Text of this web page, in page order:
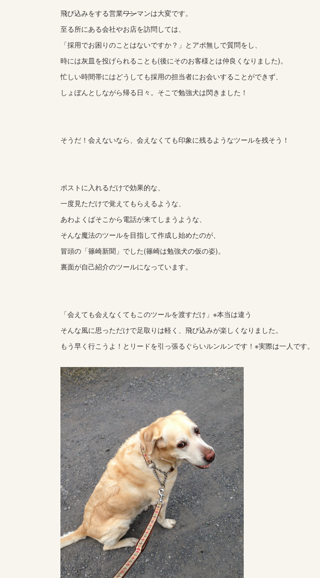
飛び込みをする営業ワンマンは大変です。
至る所にある会社やお店を訪問しては、
「採用でお困りのことはないですか？」とアポ無しで質問をし、
時には灰皿を投げられることも(後にそのお客様とは仲良くなりました)。
忙しい時間帯にはどうしても採用の担当者にお会いすることができず、
しょぼんとしながら帰る日々。そこで勉強犬は閃きました！
そうだ！会えないなら、会えなくても印象に残るようなツールを残そう！
ポストに入れるだけで効果的な、
一度見ただけで覚えてもらえるような、
あわよくばそこから電話が来てしまうような、
そんな魔法のツールを目指して作成し始めたのが、
冒頭の「篠崎新聞」でした(篠崎は勉強犬の仮の姿)。
裏面が自己紹介のツールになっています。
「会えても会えなくてもこのツールを渡すだけ」※本当は違う
そんな風に思っただけで足取りは軽く、飛び込みが楽しくなりました。
もう早く行こうよ！とリードを引っ張るぐらいルンルンです！※実際は一人です。